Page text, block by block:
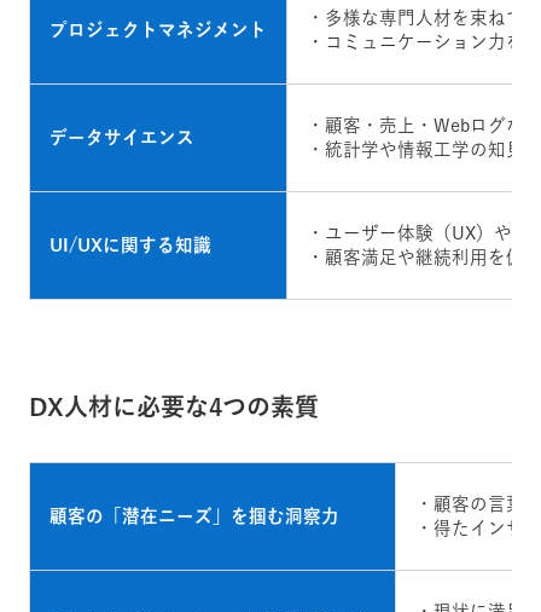
プロジェクトマネジメント
・多様な専門人材を束ねて
・コミュニケーション力を
データサイエンス
・顧客・売上・Webログな
・統計学や情報工学の知見
UI/UXに関する知識
・ユーザー体験（UX）や
・顧客満足や継続利用を促
DX人材に必要な4つの素質
顧客の「潜在ニーズ」を掴む洞察力
・顧客の言葉
・得たインサ